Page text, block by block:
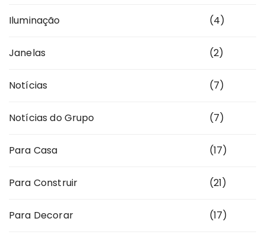
Iluminação (4)
Janelas (2)
Notícias (7)
Notícias do Grupo (7)
Para Casa (17)
Para Construir (21)
Para Decorar (17)